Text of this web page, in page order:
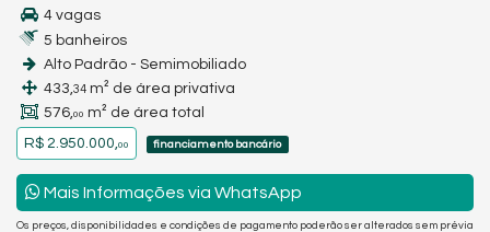
4 vagas
5 banheiros
Alto Padrão - Semimobiliado
433,34 m² de área privativa
576,00 m² de área total
R$ 2.950.000,00 financiamento bancário
Mais Informações via WhatsApp
Os preços, disponibilidades e condições de pagamento poderão ser alterados sem prévia